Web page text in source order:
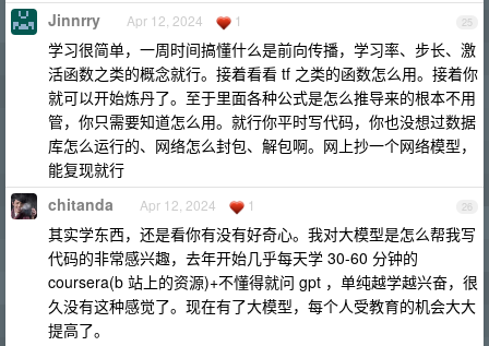
25
Jinnrry Apr 12, 2024 1
学习很简单，一周时间搞懂什么是前向传播，学习率、步长、激
活函数之类的概念就行。接着看看 tf 之类的函数怎么用。接着你
就可以开始炼丹了。至于里面各种公式是怎么推导来的根本不用
管，你只需要知道怎么用。就行你平时写代码，你也没想过数据
库怎么运行的、网络怎么封包、解包啊。网上抄一个网络模型，
能复现就行
26
chitanda Apr 12, 2024 1
其实学东西，还是看你有没有好奇心。我对大模型是怎么帮我写
代码的非常感兴趣，去年开始几乎每天学 30-60 分钟的
coursera(b 站上的资源)+不懂得就问 gpt ，单纯越学越兴奋，很
久没有这种感觉了。现在有了大模型，每个人受教育的机会大大
提高了。